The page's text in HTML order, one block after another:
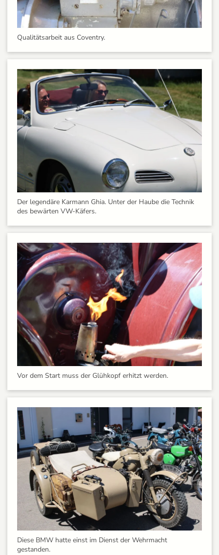
Qualitätsarbeit aus Coventry.
Der legendäre Karmann Ghia. Unter der Haube die Technik
des bewärten VW-Käfers.
Vor dem Start muss der Glühkopf erhitzt werden.
Diese BMW hatte einst im Dienst der Wehrmacht
gestanden.